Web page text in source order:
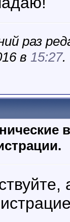
раз
в 15:27.